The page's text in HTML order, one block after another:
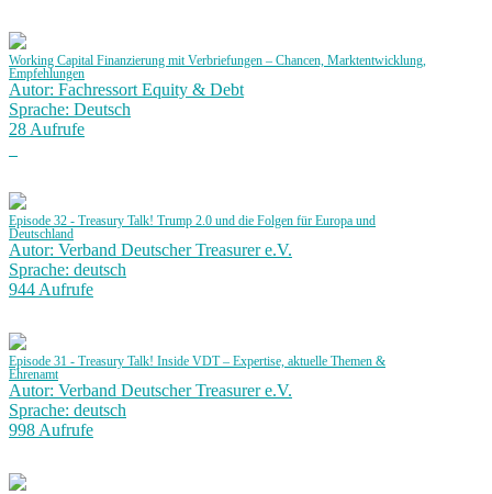
Working Capital Finanzierung mit Verbriefungen – Chancen, Marktentwicklung,
Empfehlungen
Autor: Fachressort Equity & Debt
Sprache: Deutsch
28 Aufrufe
Episode 32 - Treasury Talk! Trump 2.0 und die Folgen für Europa und
Deutschland
Autor: Verband Deutscher Treasurer e.V.
Sprache: deutsch
944 Aufrufe
Episode 31 - Treasury Talk! Inside VDT – Expertise, aktuelle Themen &
Ehrenamt
Autor: Verband Deutscher Treasurer e.V.
Sprache: deutsch
998 Aufrufe